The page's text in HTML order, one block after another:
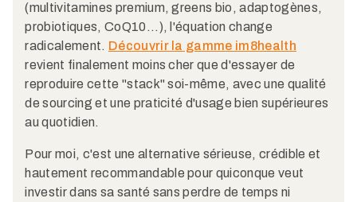
(multivitamines premium, greens bio, adaptogènes,
probiotiques, CoQ10...), l'équation change
radicalement. Découvrir la gamme im8health
revient finalement moins cher que d'essayer de
reproduire cette "stack" soi-même, avec une qualité
de sourcing et une praticité d'usage bien supérieures
au quotidien.
Pour moi, c'est une alternative sérieuse, crédible et
hautement recommandable pour quiconque veut
investir dans sa santé sans perdre de temps ni